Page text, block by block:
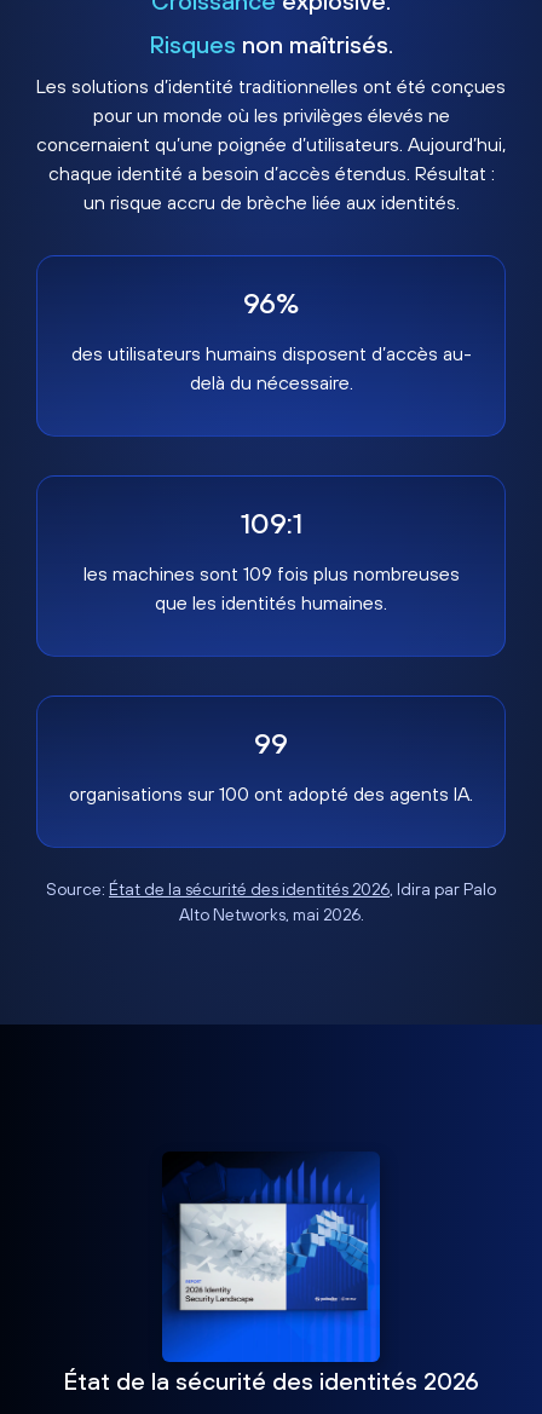
Risques non maîtrisés.
Les solutions d’identité traditionnelles ont été conçues
pour un monde où les privilèges élevés ne
concernaient qu’une poignée d’utilisateurs. Aujourd’hui,
chaque identité a besoin d’accès étendus. Résultat :
un risque accru de brèche liée aux identités.
96%
des utilisateurs humains disposent d’accès au-
delà du nécessaire.
109:1
les machines sont 109 fois plus nombreuses
que les identités humaines.
99
organisations sur 100 ont adopté des agents IA.
Source: État de la sécurité des identités 2026, Idira par Palo
Alto Networks, mai 2026.
État de la sécurité des identités 2026